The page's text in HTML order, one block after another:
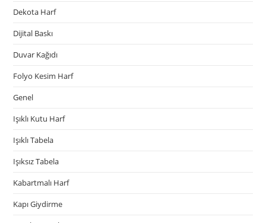
Dekota Harf
Dijital Baskı
Duvar Kağıdı
Folyo Kesim Harf
Genel
Işıklı Kutu Harf
Işıklı Tabela
Işıksız Tabela
Kabartmalı Harf
Kapı Giydirme